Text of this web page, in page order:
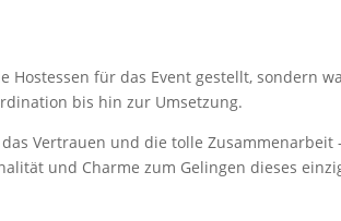
für das Event gestellt, sondern
bis hin zur Umsetzung.
das Vertrauen und die tolle
und Charme zum Gelingen dieses